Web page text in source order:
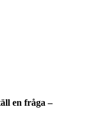
en fråga –